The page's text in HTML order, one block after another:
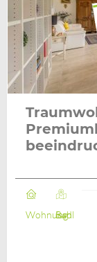
Wohnung
Bad Ischl